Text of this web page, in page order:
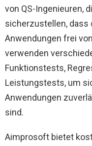
von QS-Ingenieuren,
sicherzustellen, dass
Anwendungen frei
verwenden
Funktionstests,
Leistungstests, um
Anwendungen
sind.
Aimprosoft bietet